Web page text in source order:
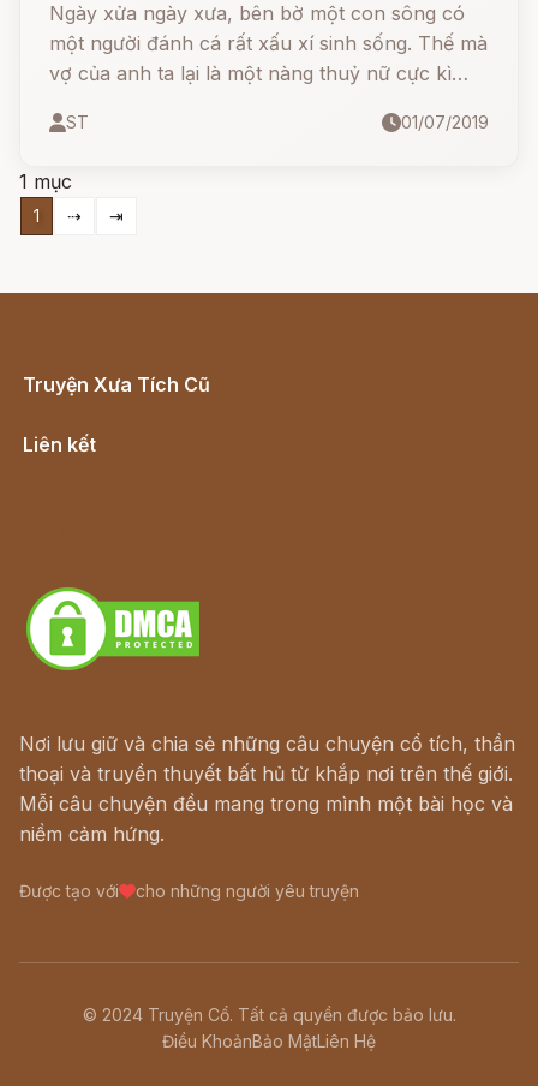
Ngày xửa ngày xưa, bên bờ một con sông có
một người đánh cá rất xấu xí sinh sống. Thế mà
vợ của anh ta lại là một nàng thuỷ nữ cực kì
rời xa nhau nửa bước.
ST 01/07/2019
1 mục
1 ⇢ ⇥
Truyện Xưa Tích Cũ
Liên kết
Nơi lưu giữ và chia sẻ những câu chuyện cổ tích, thần
thoại và truyền thuyết bất hủ từ khắp nơi trên thế giới.
Mỗi câu chuyện đều mang trong mình một bài học và
niềm cảm hứng.
Được tạo với cho những người yêu truyện
© 2024 Truyện Cổ. Tất cả quyền được bảo lưu.
Điều KhoảnBảo MậtLiên Hệ